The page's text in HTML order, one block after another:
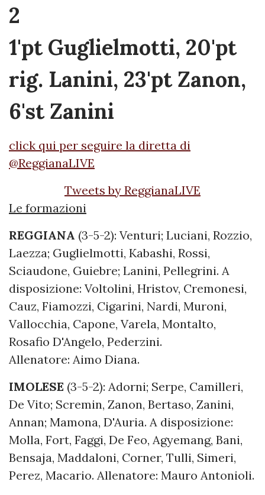
2
1'pt Guglielmotti, 20'pt
rig. Lanini, 23'pt Zanon,
6'st Zanini
click qui per seguire la diretta di
@ReggianaLIVE
Tweets by ReggianaLIVE
Le formazioni
REGGIANA (3-5-2): Venturi; Luciani, Rozzio,
Laezza; Guglielmotti, Kabashi, Rossi,
Sciaudone, Guiebre; Lanini, Pellegrini. A
disposizione: Voltolini, Hristov, Cremonesi,
Cauz, Fiamozzi, Cigarini, Nardi, Muroni,
Vallocchia, Capone, Varela, Montalto,
Rosafio D'Angelo, Pederzini.
Allenatore: Aimo Diana.
IMOLESE (3-5-2): Adorni; Serpe, Camilleri,
De Vito; Scremin, Zanon, Bertaso, Zanini,
Annan; Mamona, D'Auria. A disposizione:
Molla, Fort, Faggi, De Feo, Agyemang, Bani,
Bensaja, Maddaloni, Corner, Tulli, Simeri,
Perez, Macario. Allenatore: Mauro Antonioli.